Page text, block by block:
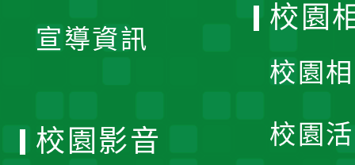
宣導資訊
校園
校園
校園
校園影音